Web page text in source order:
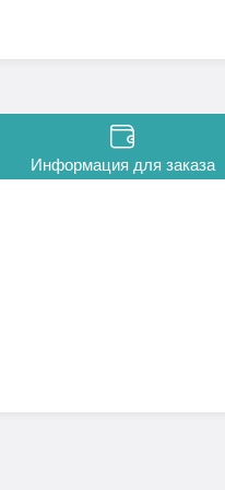
Информация для заказа